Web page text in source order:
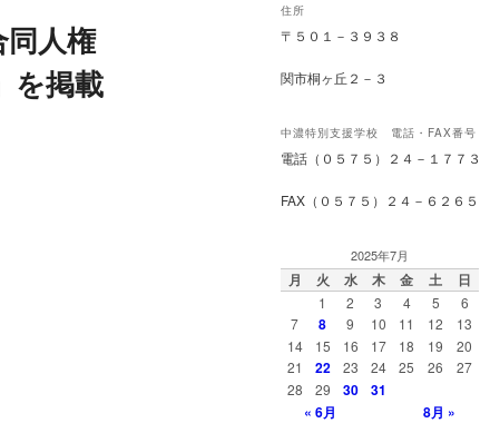
人権
を掲載
住所
〒５０１－３９３８
関市桐ヶ丘２－３
中濃特別支援学校 電話・FAX番号
電話（０５７５）２４－１７７３
FAX（０５７５）２４－６２６５
2025年7月
月 火 水 木 金 土 日
1 2 3 4 5
6
7
8 9 10 11 12
13
14
15 16 17 18 19
20
21
22 23 24 25 26
27
28
29 30
31
« 6月
8月 »